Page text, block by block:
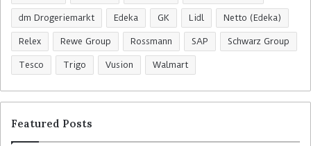
dm Drogeriemarkt Edeka GK Lidl Netto (Edeka)
Relex Rewe Group Rossmann SAP Schwarz Group
Tesco Trigo Vusion Walmart
Featured Posts